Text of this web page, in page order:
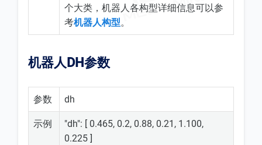
个大类，机器人各构型详细信息可以参
考机器人构型。
机器人DH参数
参数 dh
示例
"dh": [ 0.465, 0.2, 0.88, 0.21, 1.100,
0.225 ]